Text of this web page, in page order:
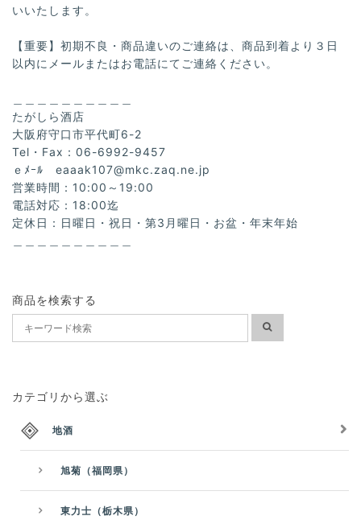
いいたします。
【重要】初期不良・商品違いのご連絡は、商品到着より３日
以内にメールまたはお電話にてご連絡ください。
たがしら酒店
大阪府守口市平代町6-2
Tel・Fax：06-6992-9457
ｅﾒｰﾙ eaaak107@mkc.zaq.ne.jp
営業時間：10:00～19:00
電話対応：18:00迄
定休日：日曜日・祝日・第3月曜日・お盆・年末年始
商品を検索する
カテゴリから選ぶ
地酒
旭菊（福岡県）
東力士（栃木県）